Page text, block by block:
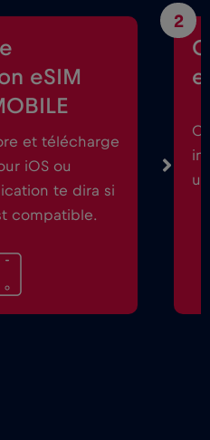
eSIM
et télécharge
iOS ou
te dira si
compatible.
2